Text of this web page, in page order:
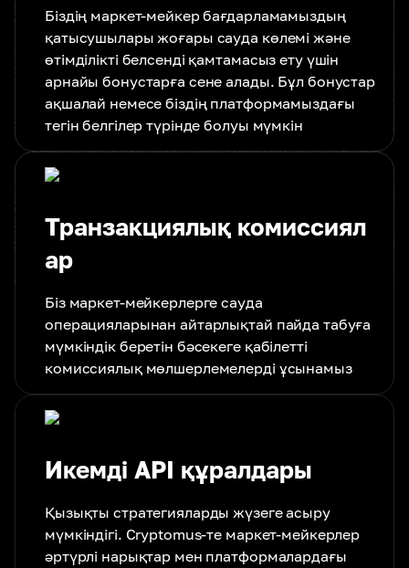
Біздің маркет-мейкер бағдарламамыздың
қатысушылары жоғары сауда көлемі және
өтімділікті белсенді қамтамасыз ету үшін
арнайы бонустарға сене алады. Бұл бонустар
ақшалай немесе біздің платформамыздағы
тегін белгілер түрінде болуы мүмкін
Транзакциялық комиссиял
ар
Біз маркет-мейкерлерге сауда
операцияларынан айтарлықтай пайда табуға
мүмкіндік беретін бәсекеге қабілетті
комиссиялық мөлшерлемелерді ұсынамыз
Икемді API құралдары
Қызықты стратегияларды жүзеге асыру
мүмкіндігі. Cryptomus-те маркет-мейкерлер
әртүрлі нарықтар мен платформалардағы